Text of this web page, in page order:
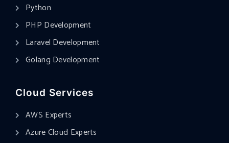
Python
PHP Development
Laravel Development
Golang Development
Cloud Services
AWS Experts
Azure Cloud Experts